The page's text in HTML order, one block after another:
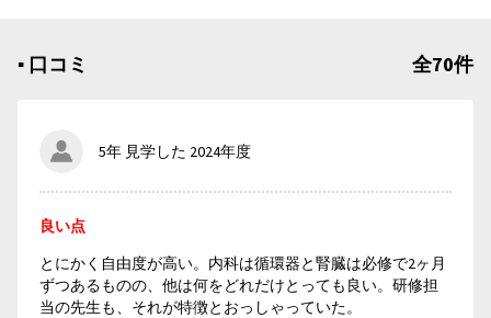
▪︎ 口コミ 全70件
5年 見学した 2024年度
良い点
とにかく自由度が高い。内科は循環器と腎臓は必修で2ヶ月
ずつあるものの、他は何をどれだけとっても良い。研修担
当の先生も、それが特徴とおっしゃっていた。